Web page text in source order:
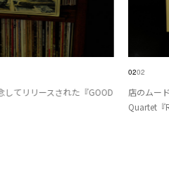
してリリースされた『GOOD
0202
店のムー
Quartet『